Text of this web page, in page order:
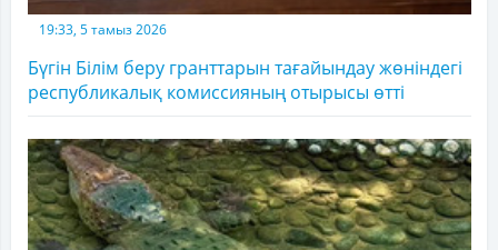
19:33, 5 тамыз 2026
Бүгін Білім беру гранттарын тағайындау жөніндегі
республикалық комиссияның отырысы өтті